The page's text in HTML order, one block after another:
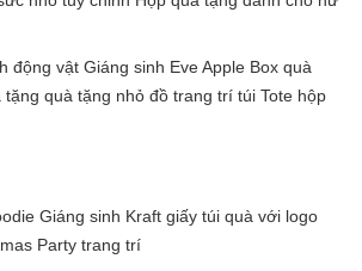
động vật Giáng sinh Eve Apple Box quà
quà tặng nhỏ đồ trang trí túi Tote hộp
Giáng sinh Kraft giấy túi quà với logo
Party trang trí